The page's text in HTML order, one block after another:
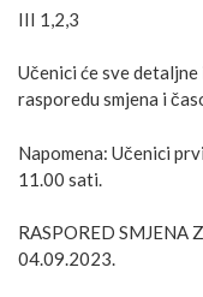
III 1,2,3
Učenici će sve
rasporedu smjena i
Napomena: Učenici
11.00 sati.
RASPORED SMJENA
04.09.2023.